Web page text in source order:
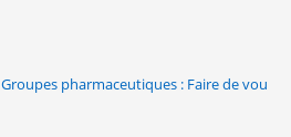
Groupes pharmaceutiques : Faire de vous